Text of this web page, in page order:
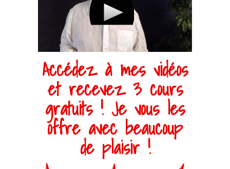
Accédez à mes vidéos
et recevez 3 cours
gratuits ! Je vous les
offre avec beaucoup
de plaisir !